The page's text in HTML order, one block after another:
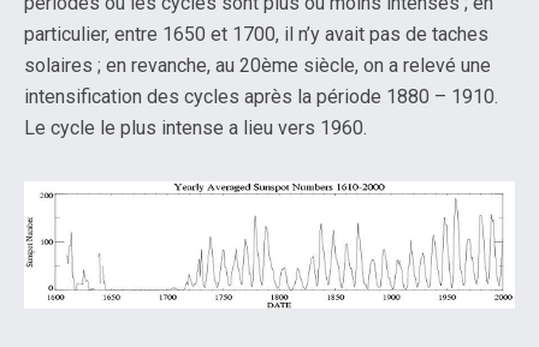
particulier, entre 1650 et 1700, il n’y avait pas de taches
solaires ; en revanche, au 20ème siècle, on a relevé une
intensification des cycles après la période 1880 – 1910.
Le cycle le plus intense a lieu vers 1960.